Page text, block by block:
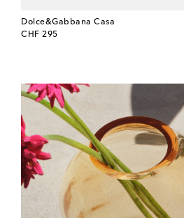
Dolce&Gabbana Casa
CHF 295
original price